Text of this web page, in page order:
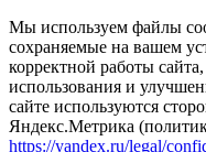
Мы используем файлы
сохраняемые на вашем
корректной работы
использования и
сайте используются
Яндекс.Метрика
https://yandex.ru/legal/